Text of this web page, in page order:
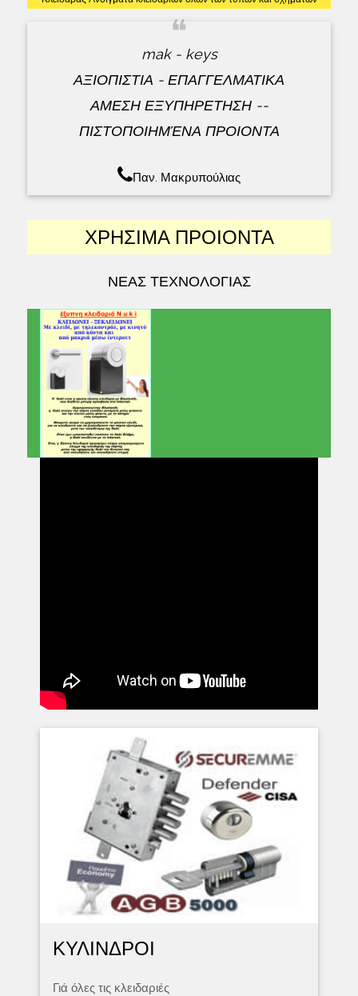
❝
mak - keys
ΑΞΙΟΠΙΣΤΙΑ - ΕΠΑΓΓΕΛΜΑΤΙΚΑ
ΑΜΕΣΗ ΕΞΥΠΗΡΕΤΗΣΗ --
ΠΙΣΤΟΠΟΙΗΜΈΝΑ ΠΡΟΙΟΝΤΑ
Παν. Μακρυπούλιας
ΧΡΗΣΙΜΑ ΠΡΟΙΟΝΤΑ
ΝΕΑΣ ΤΕΧΝΟΛΟΓΙΑΣ
ΚΥΛΙΝΔΡΟΙ
Γιά όλες τις κλειδαριές